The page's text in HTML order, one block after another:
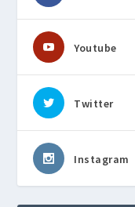
Youtube
Twitter
Instagram